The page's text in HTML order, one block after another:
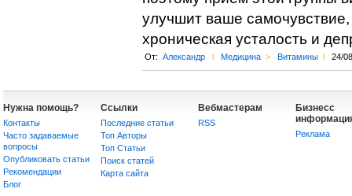
улучшит ваше
хроническая усталость и
От: Александр l Медицина > Витамины l 24/
Нужна помощь?
Контакты
Часто задаваемые
вопросы
Опубликовать статьи
Рекомендации
Блог
Ссылки
Последние статьи
Топ Авторы
Топ Статьи
Поиск статей
Карта сайта
Вебмастерам
RSS
Бизнесс
Реклама